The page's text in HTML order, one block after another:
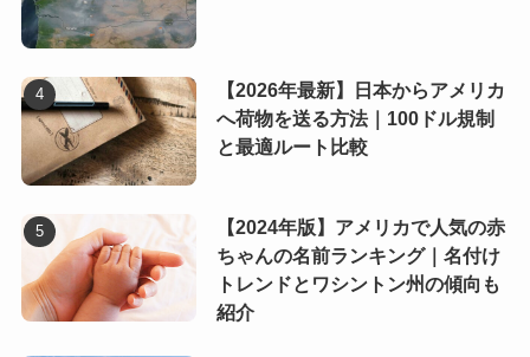
【2026年最新】日本からアメリカ
へ荷物を送る方法｜100ドル規制
と最適ルート比較
【2024年版】アメリカで人気の赤
ちゃんの名前ランキング｜名付け
トレンドとワシントン州の傾向も
紹介